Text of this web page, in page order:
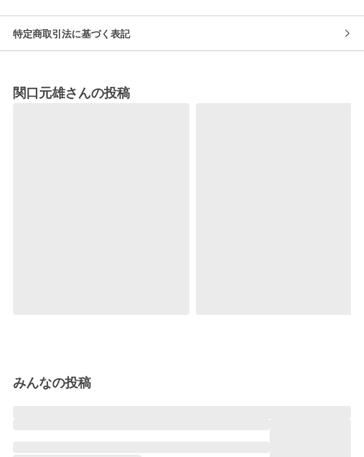
特定商取引法に基づく表記
関口元雄さんの投稿
みんなの投稿